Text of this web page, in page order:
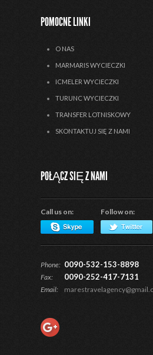
POMOCNE LINKI
O NAS
MARMARIS WYCIECZKI
ICMELER WYCIECZKI
TURUNC WYCIECZKI
TRANSFER LOTNISKOWY
SKONTAKTUJ SIĘ Z NAMI
POŁĄCZ SIĘ Z NAMI
Call us on: Follow on:
Phone: 0090-532-153-8898
Fax: 0090-252-417-7131
Email: